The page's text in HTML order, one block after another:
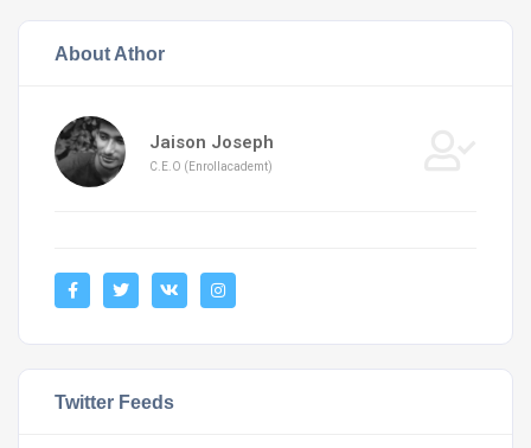
About Athor
Jaison Joseph
C.E.O (Enrollacademt)
Twitter Feeds